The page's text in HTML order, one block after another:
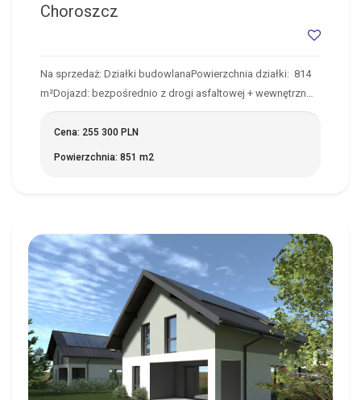
Choroszcz
Na sprzedaż: Działki budowlanaPowierzchnia działki: 814
m²Dojazd: bezpośrednio z drogi asfaltowej + wewnętrzn…
Cena: 255 300 PLN
Powierzchnia: 851 m2
DOBRZYNIEWO DUŻE